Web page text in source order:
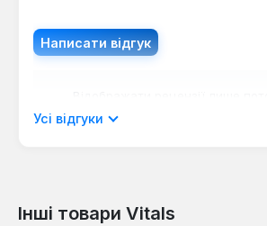
Написати відгук
мовою.
Відгуків не знайдено.
Усі відгуки
Інші товари Vitals